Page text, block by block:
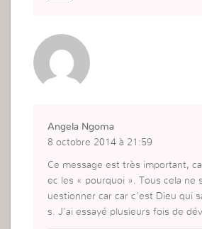
Angela Ngoma
8 octobre 2014 à 21:59
Ce message est très important,
ec les « pourquoi ». Tous cela ne
uestionner car car c’est Dieu qui
s. J’ai essayé plusieurs fois de